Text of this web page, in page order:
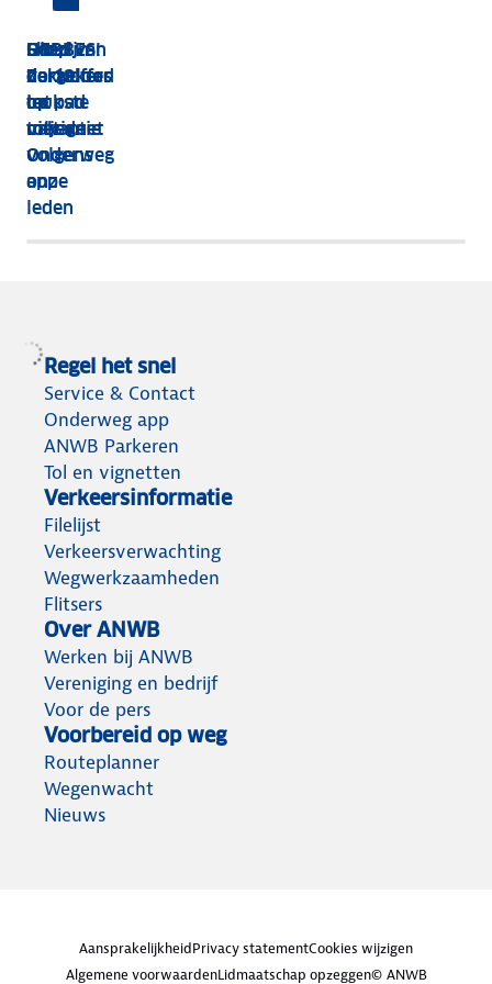
HEBBES!
Zorgeloos
op pad
met de
Onderweg
app
Shop van
dakkoffer
tot
tolvignet
Dit zijn
de 13
leukste
uitjes
volgens
onze
leden
Goed
verzekerd
op
vakantie
Regel het snel
Service & Contact
Onderweg app
ANWB Parkeren
Tol en vignetten
Verkeersinformatie
Filelijst
Verkeersverwachting
Wegwerkzaamheden
Flitsers
Over ANWB
Werken bij ANWB
Vereniging en bedrijf
Voor de pers
Voorbereid op weg
Routeplanner
Wegenwacht
Nieuws
AansprakelijkheidPrivacy statementCookies wijzigen
Algemene voorwaardenLidmaatschap opzeggen© ANWB